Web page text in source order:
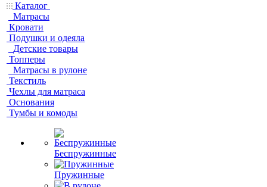
Каталог
Матрасы
Кровати
Подушки и одеяла
Детские товары
Топперы
Матрасы в рулоне
Текстиль
Чехлы для матраса
Основания
Тумбы и комоды
Беспружинные
Пружинные